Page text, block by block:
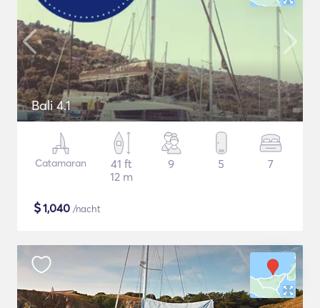
Bali 4.1
Catamaran
41 ft
12 m
9 5 7
$1,040 /nacht